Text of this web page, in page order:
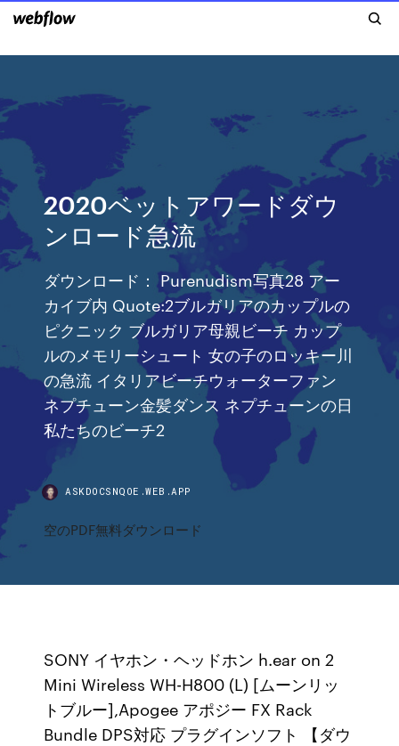
2020ベットアワードダウ
ンロード急流
ダウンロード： Purenudism写真28 アー
カイブ内 Quote:2ブルガリアのカップルの
ピクニック ブルガリア母親ビーチ カップ
ルのメモリーシュート 女の子のロッキー川
の急流 イタリアビーチウォーターファン
ネプチューン金髪ダンス ネプチューンの日
私たちのビーチ2
ASKDOCSNQOE.WEB.APP
空のPDF無料ダウンロード
SONY イヤホン・ヘッドホン h.ear on 2
Mini Wireless WH-H800 (L) [ムーンリッ
トブルー],Apogee アポジー FX Rack
Bundle DPS対応 プラグインソフト 【ダウ